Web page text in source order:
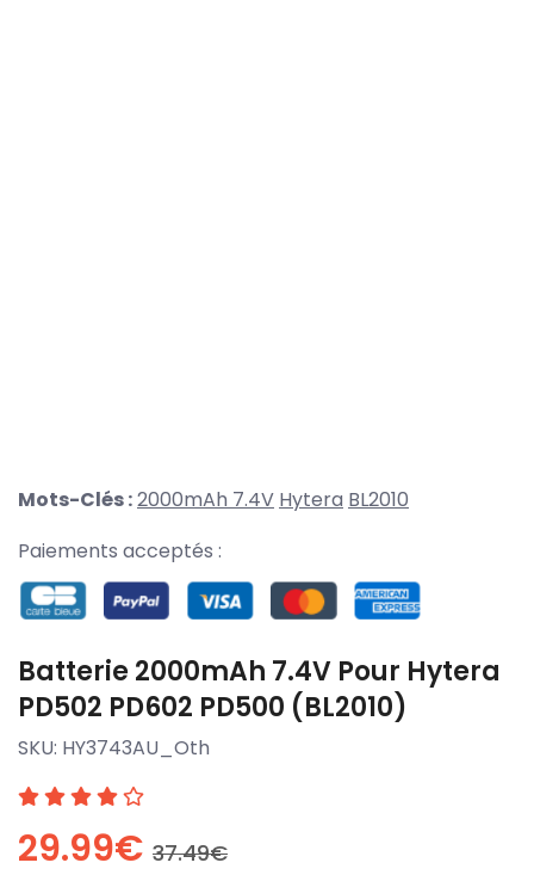
Mots-Clés :2000mAh 7.4V Hytera BL2010
Paiements acceptés :
Batterie 2000mAh 7.4V Pour Hytera
PD502 PD602 PD500 (BL2010)
SKU: HY3743AU_Oth
29.99€ 37.49€